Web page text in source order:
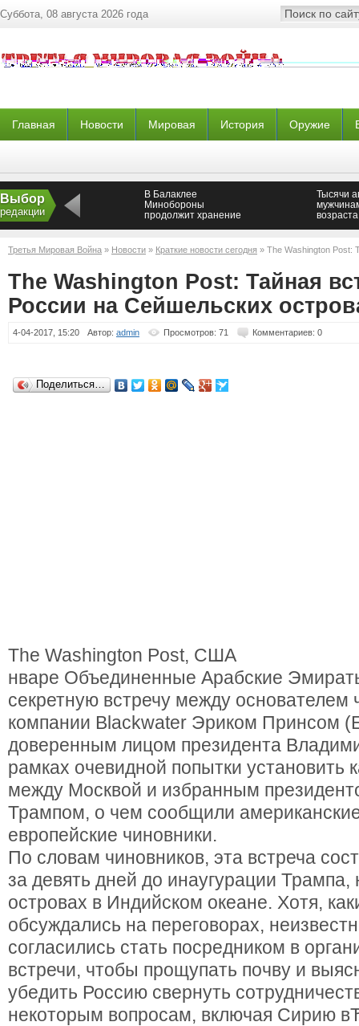
Суббота, 08 августа 2026 года
Главная Новости Мировая История Оружие
Выбор
редакции
В Балаклее
Минобороны
продолжит хранение
Арсенал —
Новороссия
Тысячи
возраста
Третья Мировая Война » Новости » Краткие новости сегодня » The Washington Post:
Сейшельских островах
The Washington Post: Тайная
России на Сейшельских
4-04-2017, 15:20 Автор: admin Просмотров: 71 Комментариев: 0
Поделиться…
The Washington Post, США
нваре Объединенные Арабские
секретную встречу между основателем
компании Blackwater Эриком Принсом
доверенным лицом президента
рамках очевидной попытки установить
между Москвой и избранным
Трампом, о чем сообщили
европейские чиновники.
По словам чиновников, эта встреча
за девять дней до инаугурации
островах в Индийском океане. Хотя,
обсуждались на переговорах,
согласились стать посредником в
встречи, чтобы прощупать почву и
убедить Россию свернуть
некоторым вопросам, включая Сирию